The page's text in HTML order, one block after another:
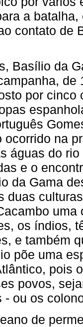
a
contato de
Basílio da
por cinco
ocorrido na
águas do
e o
da Gama
duas
os índios,
e também
põe uma
pois
povos,
- ou os
de